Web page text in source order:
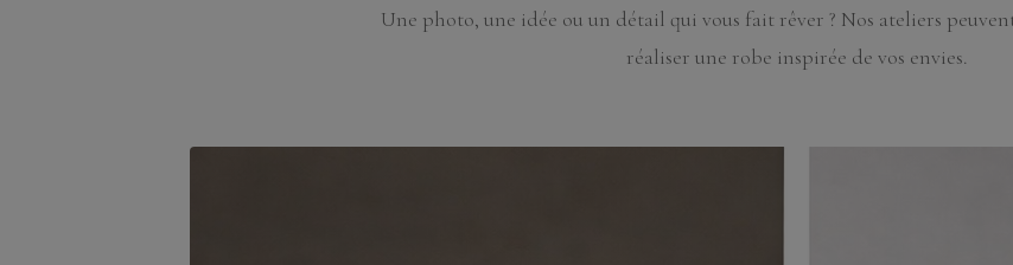
Une photo, une idée ou un détail qui vous fait rêver ? Nos ateliers
réaliser une robe inspirée de vos envies.